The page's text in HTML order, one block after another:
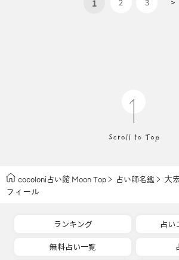
cocoloni占い館 Moon Top 占い師名鑑
大
フィール
ランキング
占い
無料占い一覧